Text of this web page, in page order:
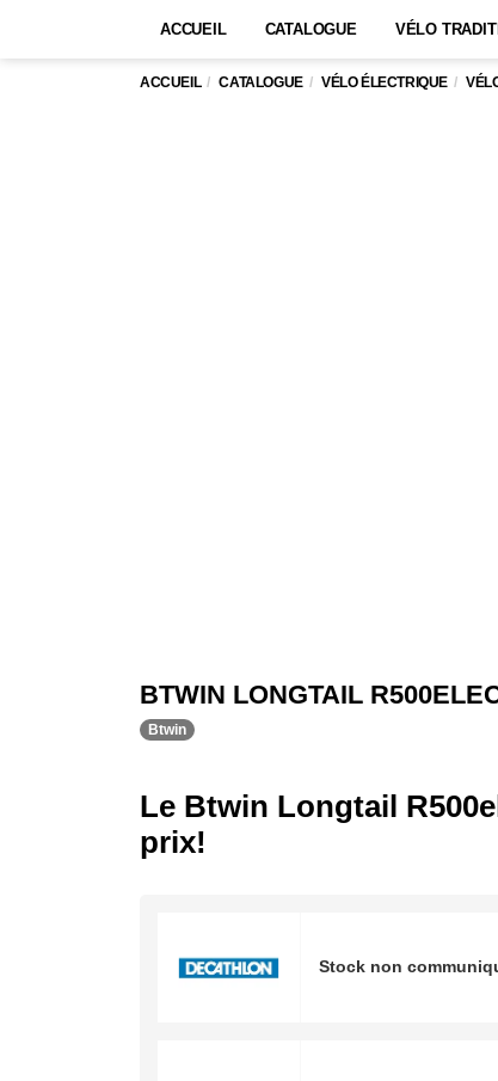
ACCUEIL CATALOGUE VÉLO
ACCUEIL CATALOGUE VÉLO ÉLECTRIQUE
BTWIN LONGTAIL
Btwin
Le Btwin Longtail
prix!
Stock non